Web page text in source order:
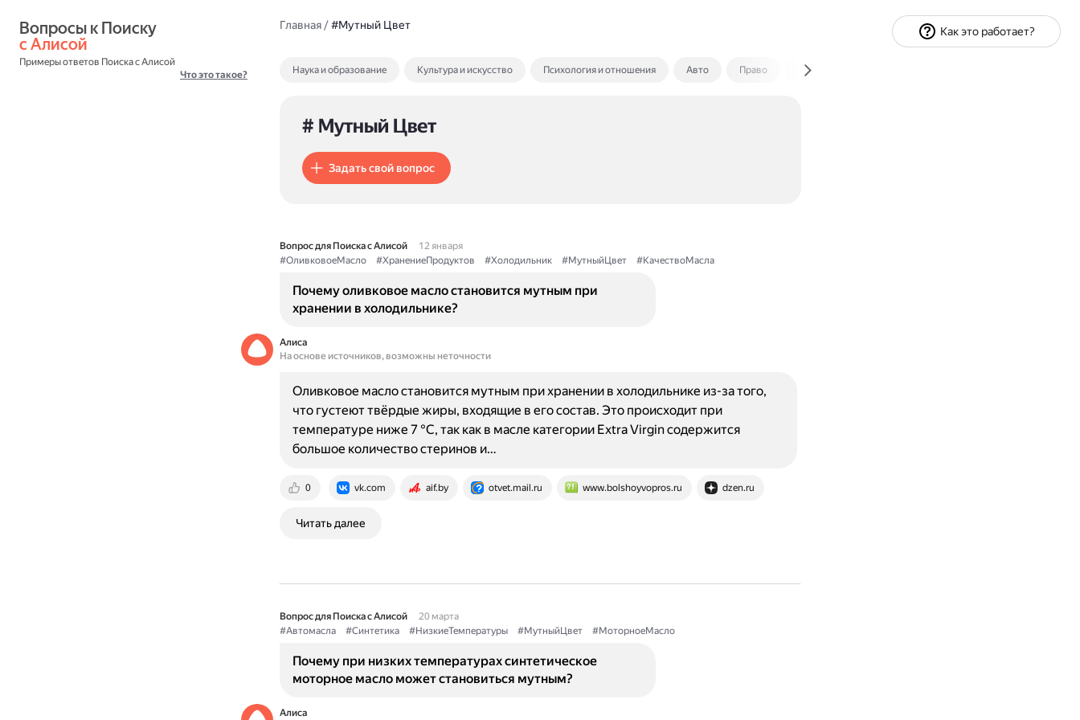
с Алисой
Примеры ответов Поиска с Алисой
Что это такое?
Главная/#Мутный Цвет
Наука и образование Культура и искусство Психология и отношения Авто Право Экономика и финансы
# Мутный Цвет
Задать свой вопрос
Вопрос для Поиска с Алисой
12 января
#ОливковоеМасло
#ХранениеПродуктов #Холодильник #МутныйЦвет #КачествоМасла
Почему оливковое масло становится мутным при
хранении в холодильнике?
Алиса
На основе источников, возможны неточности
0 vk.com aif.by otvet.mail.ru www.bolshoyvopros.ru dzen.ru
Оливковое масло становится мутным при хранении в холодильнике из-за того,
что густеют твёрдые жиры, входящие в его состав. Это происходит при
температуре ниже 7 °C, так как в масле категории Extra Virgin содержится
большое количество стеринов и…
Читать далее
Вопрос для Поиска с Алисой
20 марта
#Автомасла
#Синтетика #НизкиеТемпературы #МутныйЦвет #МоторноеМасло
Почему при низких температурах синтетическое
моторное масло может становиться мутным?
Алиса
Как это работает?